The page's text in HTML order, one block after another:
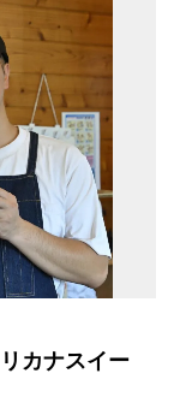
カナスイー